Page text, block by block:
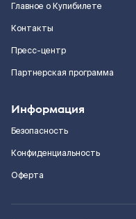
Главное о Купибилете
Контакты
Пресс-центр
Партнерская программа
Информация
Безопасность
Конфиденциальность
Оферта